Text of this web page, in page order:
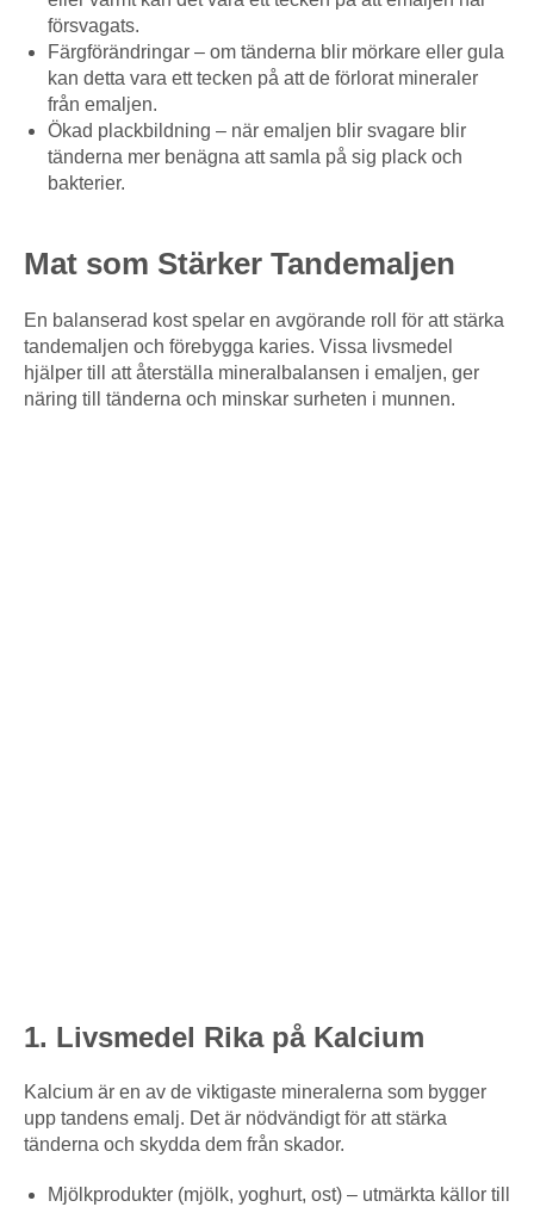
försvagats.
Färgförändringar – om tänderna blir mörkare eller gula
kan detta vara ett tecken på att de förlorat mineraler
från emaljen.
Ökad plackbildning – när emaljen blir svagare blir
tänderna mer benägna att samla på sig plack och
bakterier.
Mat som Stärker Tandemaljen
En balanserad kost spelar en avgörande roll för att stärka
tandemaljen och förebygga karies. Vissa livsmedel
hjälper till att återställa mineralbalansen i emaljen, ger
näring till tänderna och minskar surheten i munnen.
1. Livsmedel Rika på Kalcium
Kalcium är en av de viktigaste mineralerna som bygger
upp tandens emalj. Det är nödvändigt för att stärka
tänderna och skydda dem från skador.
Mjölkprodukter (mjölk, yoghurt, ost) – utmärkta källor till